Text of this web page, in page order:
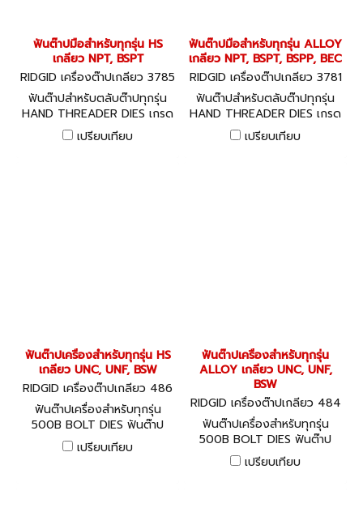
ฟันต๊าปมือสำหรับทุกรุ่น HS
เกลียว NPT, BSPT
RIDGID เครื่องต๊าปเกลียว 3785
5-70715
ฟันต๊าปสำหรับตลับต๊าปทุกรุ่น
HAND THREADER DIES เกรด
ไฮสปีด HS
เปรียบเทียบ
ฟันต๊าปมือสำหรับทุกรุ่น ALLOY
เกลียว NPT, BSPT, BSPP, BEC
RIDGID เครื่องต๊าปเกลียว 3781
0-66175
ฟันต๊าปสำหรับตลับต๊าปทุกรุ่น
HAND THREADER DIES เกรด
อัลลอย ALLOY
เปรียบเทียบ
ฟันต๊าปเครื่องสำหรับทุกรุ่น HS
เกลียว UNC, UNF, BSW
RIDGID เครื่องต๊าปเกลียว 486
05-48755
ฟันต๊าปเครื่องสำหรับทุกรุ่น
500B BOLT DIES ฟันต๊าป
เกลียวสลัก เกรดไฮสปีด HS
เปรียบเทียบ
ฟันต๊าปเครื่องสำหรับทุกรุ่น
ALLOY เกลียว UNC, UNF,
BSW
RIDGID เครื่องต๊าปเกลียว 484
55-48600
ฟันต๊าปเครื่องสำหรับทุกรุ่น
500B BOLT DIES ฟันต๊าป
เกลียวสลัก เกรดอัลลอย
ALLOY
เปรียบเทียบ